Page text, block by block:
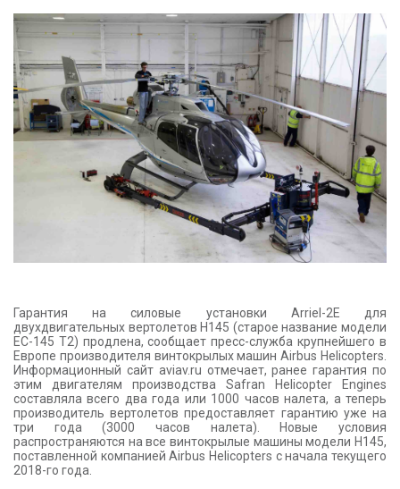
КОНТАКТЫ
Гарантия на силовые установки Arriel-2E для
двухдвигательных вертолетов H145 (старое название модели
EC-145 T2) продлена, сообщает пресс-служба крупнейшего в
Европе производителя винтокрылых машин Airbus Helicopters.
Информационный сайт aviav.ru отмечает, ранее гарантия по
этим двигателям производства Safran Helicopter Engines
составляла всего два года или 1000 часов налета, а теперь
производитель вертолетов предоставляет гарантию уже на
три года (3000 часов налета). Новые условия
распространяются на все винтокрылые машины модели H145,
поставленной компанией Airbus Helicopters с начала текущего
2018-го года.